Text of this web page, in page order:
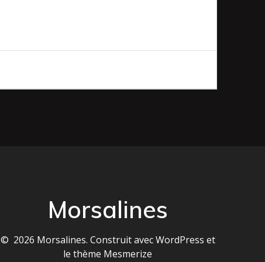
Morsalines
© 2026 Morsalines. Construit avec WordPress et
lethème Mesmerize